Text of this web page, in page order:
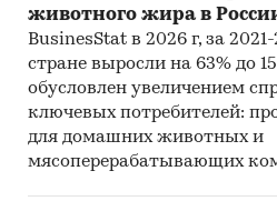
животного жира в
BusinesStat в 2026 г, за
стране выросли на 63% до
обусловлен увеличением
ключевых потребителей:
для домашних животных и
мясоперерабатывающих